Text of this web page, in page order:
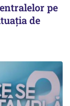
pe
de